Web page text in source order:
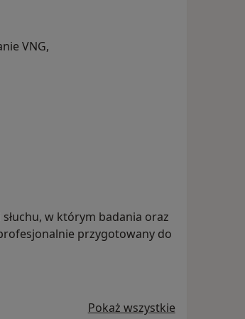
VNG,
w którym badania oraz
przygotowany do
Pokaż wszystkie